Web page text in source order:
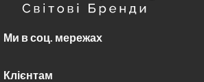
Ми в соц. мережах
Клієнтам